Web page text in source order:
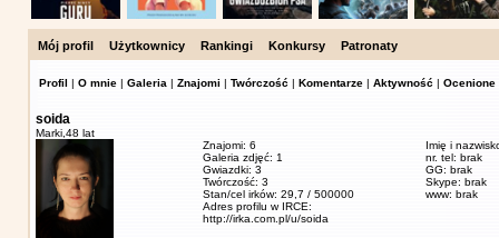
Mój profil Użytkownicy Rankingi Konkursy Patronaty
Profil | O mnie | Galeria | Znajomi | Twórczość | Komentarze | Aktywność | Ocenione
soida
Marki, 48 lat
Znajomi: 6
Galeria zdjęć: 1
Gwiazdki: 3
Twórczość: 3
Stan/cel irków: 29,7 / 500000
Adres profilu w IRCE:
http://irka.com.pl/u/soida
Imię i
nr. tel: brak
GG: brak
Skype: brak
www: brak